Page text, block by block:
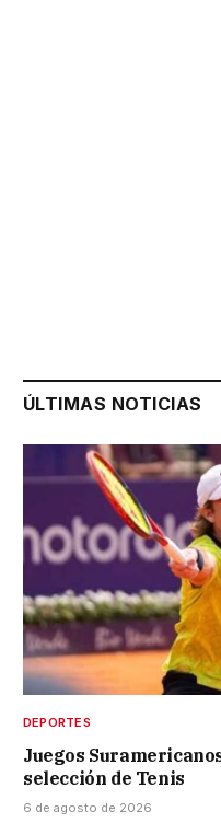
ÚLTIMAS NOTICIAS
DEPORTES
Juegos
selección de Tenis
6 de agosto de 2026